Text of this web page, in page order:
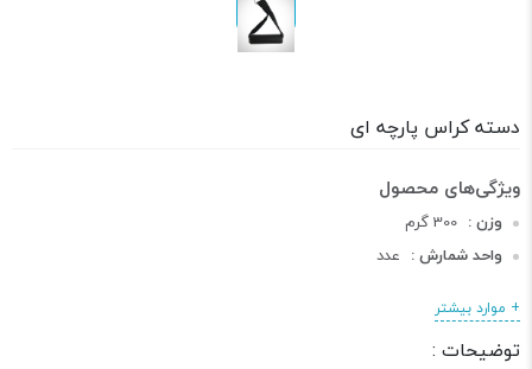
دسته کراس پارچه ای
وزن : 300 گرم
واحد شمارش : عدد
عرض : 16 سانتی متر
دسته : اکسسوری های بدنسازی
+ موارد بیشتر
توضیحات :